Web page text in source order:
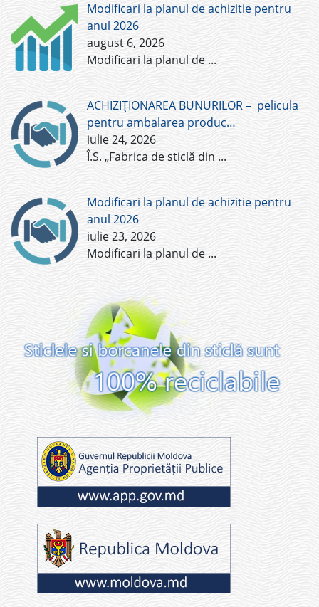
Modificari la planul de achizitie pentru
anul 2026
august 6, 2026
Modificari la planul de ...
ACHIZIȚIONAREA BUNURILOR – pelicula
pentru ambalarea produc…
iulie 24, 2026
Î.S. „Fabrica de sticlă din ...
Modificari la planul de achizitie pentru
anul 2026
iulie 23, 2026
Modificari la planul de ...